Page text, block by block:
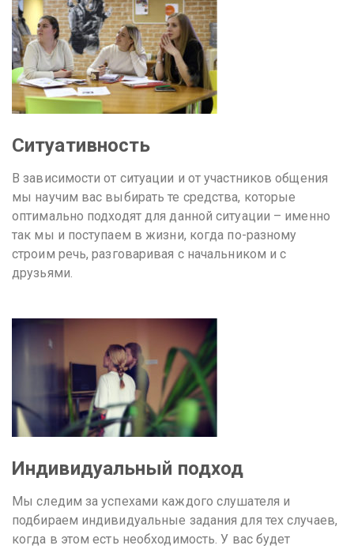
Ситуативность
В зависимости от ситуации и от участников общения
мы научим вас выбирать те средства, которые
оптимально подходят для данной ситуации – именно
так мы и поступаем в жизни, когда по-разному
строим речь, разговаривая с начальником и с
друзьями.
Индивидуальный подход
Мы следим за успехами каждого слушателя и
подбираем индивидуальные задания для тех случаев,
когда в этом есть необходимость. У вас будет